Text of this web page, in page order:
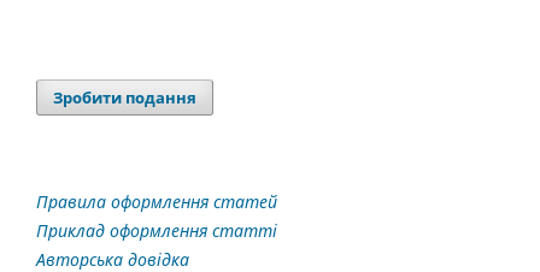
Зробити подання
Правила оформлення статей
Приклад оформлення статті
Авторська довідка